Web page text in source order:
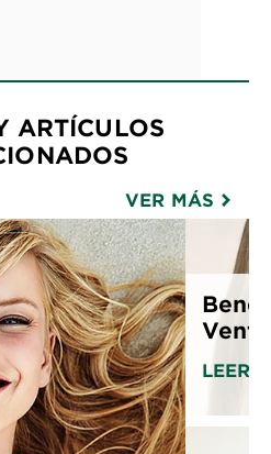
based on reviews
ARTÍCULOS
VER MÁS
LEER